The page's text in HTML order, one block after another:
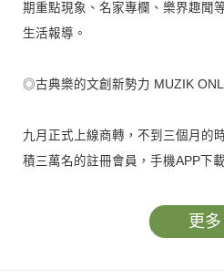
期重點現象、名家專欄、樂界趣聞
生活報導。
◎古典樂的文創新勢力 MUZIK
九月正式上線商轉，不到三個月的
積三萬名的註冊會員，手機APP下
更多